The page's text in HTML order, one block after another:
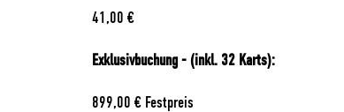
41,00 €
Exklusivbuchung - (inkl. 32 Karts):
899,00 € Festpreis